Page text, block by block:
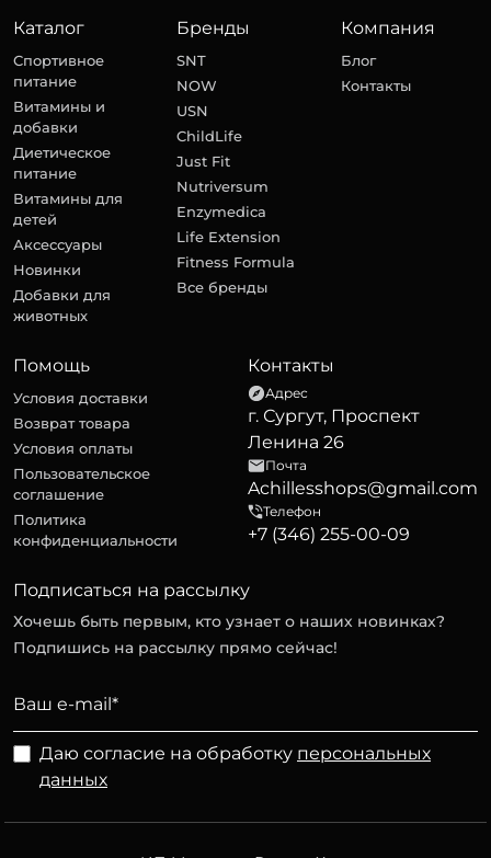
Каталог
Спортивное
питание
Витамины и
добавки
Диетическое
питание
Витамины для
детей
Аксессуары
Новинки
Добавки для
животных
Бренды
SNT
NOW
USN
ChildLife
Just Fit
Nutriversum
Enzymedica
Life Extension
Fitness Formula
Все бренды
Компания
Блог
Контакты
Помощь
Условия доставки
Возврат товара
Условия оплаты
Пользовательское
соглашение
Политика
конфиденциальности
Контакты
Адрес
г. Сургут, Проспект
Ленина 26
Почта
Achillesshops@gmail.com
Телефон
+7 (346) 255-00-09
Подписаться на рассылку
Хочешь быть первым, кто узнает о наших новинках?
Подпишись на рассылку прямо сейчас!
Даю согласие на обработку персональных
данных